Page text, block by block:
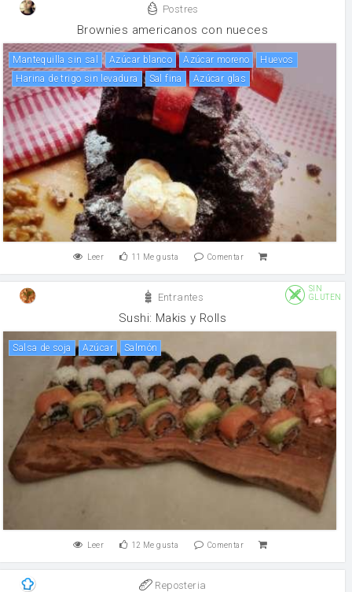
Postres
Brownies americanos con nueces
mantequilla sin sal Azúcar blanco Azúcar moreno
huevos
Harina de trigo sin levadura
Sal fina azúcar glas
Leer 11 Me gusta Comentar
Entrantes
SIN
GLUTEN
Sushi: Makis y Rolls
salsa de soja Azúcar salmón
Leer 12 Me gusta Comentar
Reposteria